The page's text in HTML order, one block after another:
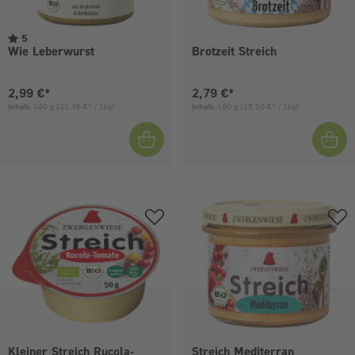
5
Wie Leberwurst
Aktueller Preis:
2,99 €*
Inhalt: 140 g (21,36 €* / 1kg)
Brotzeit Streich
Aktueller Preis:
2,79 €*
Inhalt: 180 g (15,50 €* / 1kg)
Kleiner Streich Rucola-
Streich Mediterran